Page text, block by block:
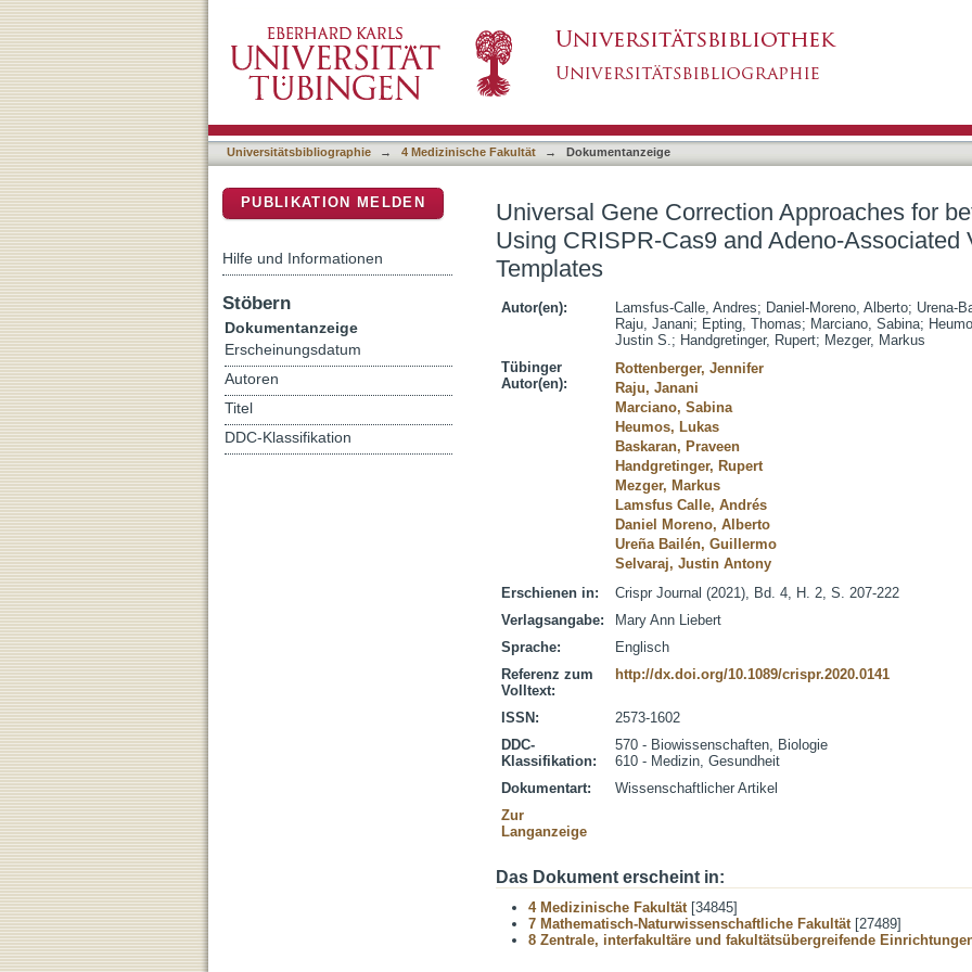
Universal Gene Correction Approaches for beta-hemoglobinopathies
Adeno-Associated Virus Serotype 6 Donor Templates
Universitätsbibliographie → 4 Medizinische Fakultät → Dokumentanzeige
Universal Gene Correction Approaches for
Using CRISPR-Cas9 and Adeno-Associated
Templates
Autor(en): Lamsfus-Calle, Andres; Daniel-Moreno, Alberto; Urena-
Raju, Janani; Epting, Thomas; Marciano, Sabina;
Justin S.; Handgretinger, Rupert; Mezger, Markus
Tübinger
Autor(en):
Rottenberger, Jennifer
Raju, Janani
Marciano, Sabina
Heumos, Lukas
Baskaran, Praveen
Handgretinger, Rupert
Mezger, Markus
Lamsfus Calle, Andrés
Daniel Moreno, Alberto
Ureña Bailén, Guillermo
Selvaraj, Justin Antony
Erschienen in:
Crispr Journal (2021), Bd. 4, H. 2, S. 207-222
Verlagsangabe:
Mary Ann Liebert
Sprache:
Englisch
Referenz zum
Volltext:
http://dx.doi.org/10.1089/crispr.2020.0141
ISSN:
2573-1602
DDC-
Klassifikation:
570 - Biowissenschaften, Biologie
610 - Medizin, Gesundheit
Dokumentart:
Wissenschaftlicher Artikel
Zur
Langanzeige
Das Dokument erscheint in:
4 Medizinische Fakultät[34845]
7 Mathematisch-Naturwissenschaftliche Fakultät[27489]
8 Zentrale, interfakultäre und fakultätsübergreifende
PUBLIKATION MELDEN
Hilfe und Informationen
Stöbern
Dokumentanzeige
Erscheinungsdatum
Autoren
Titel
DDC-Klassifikation